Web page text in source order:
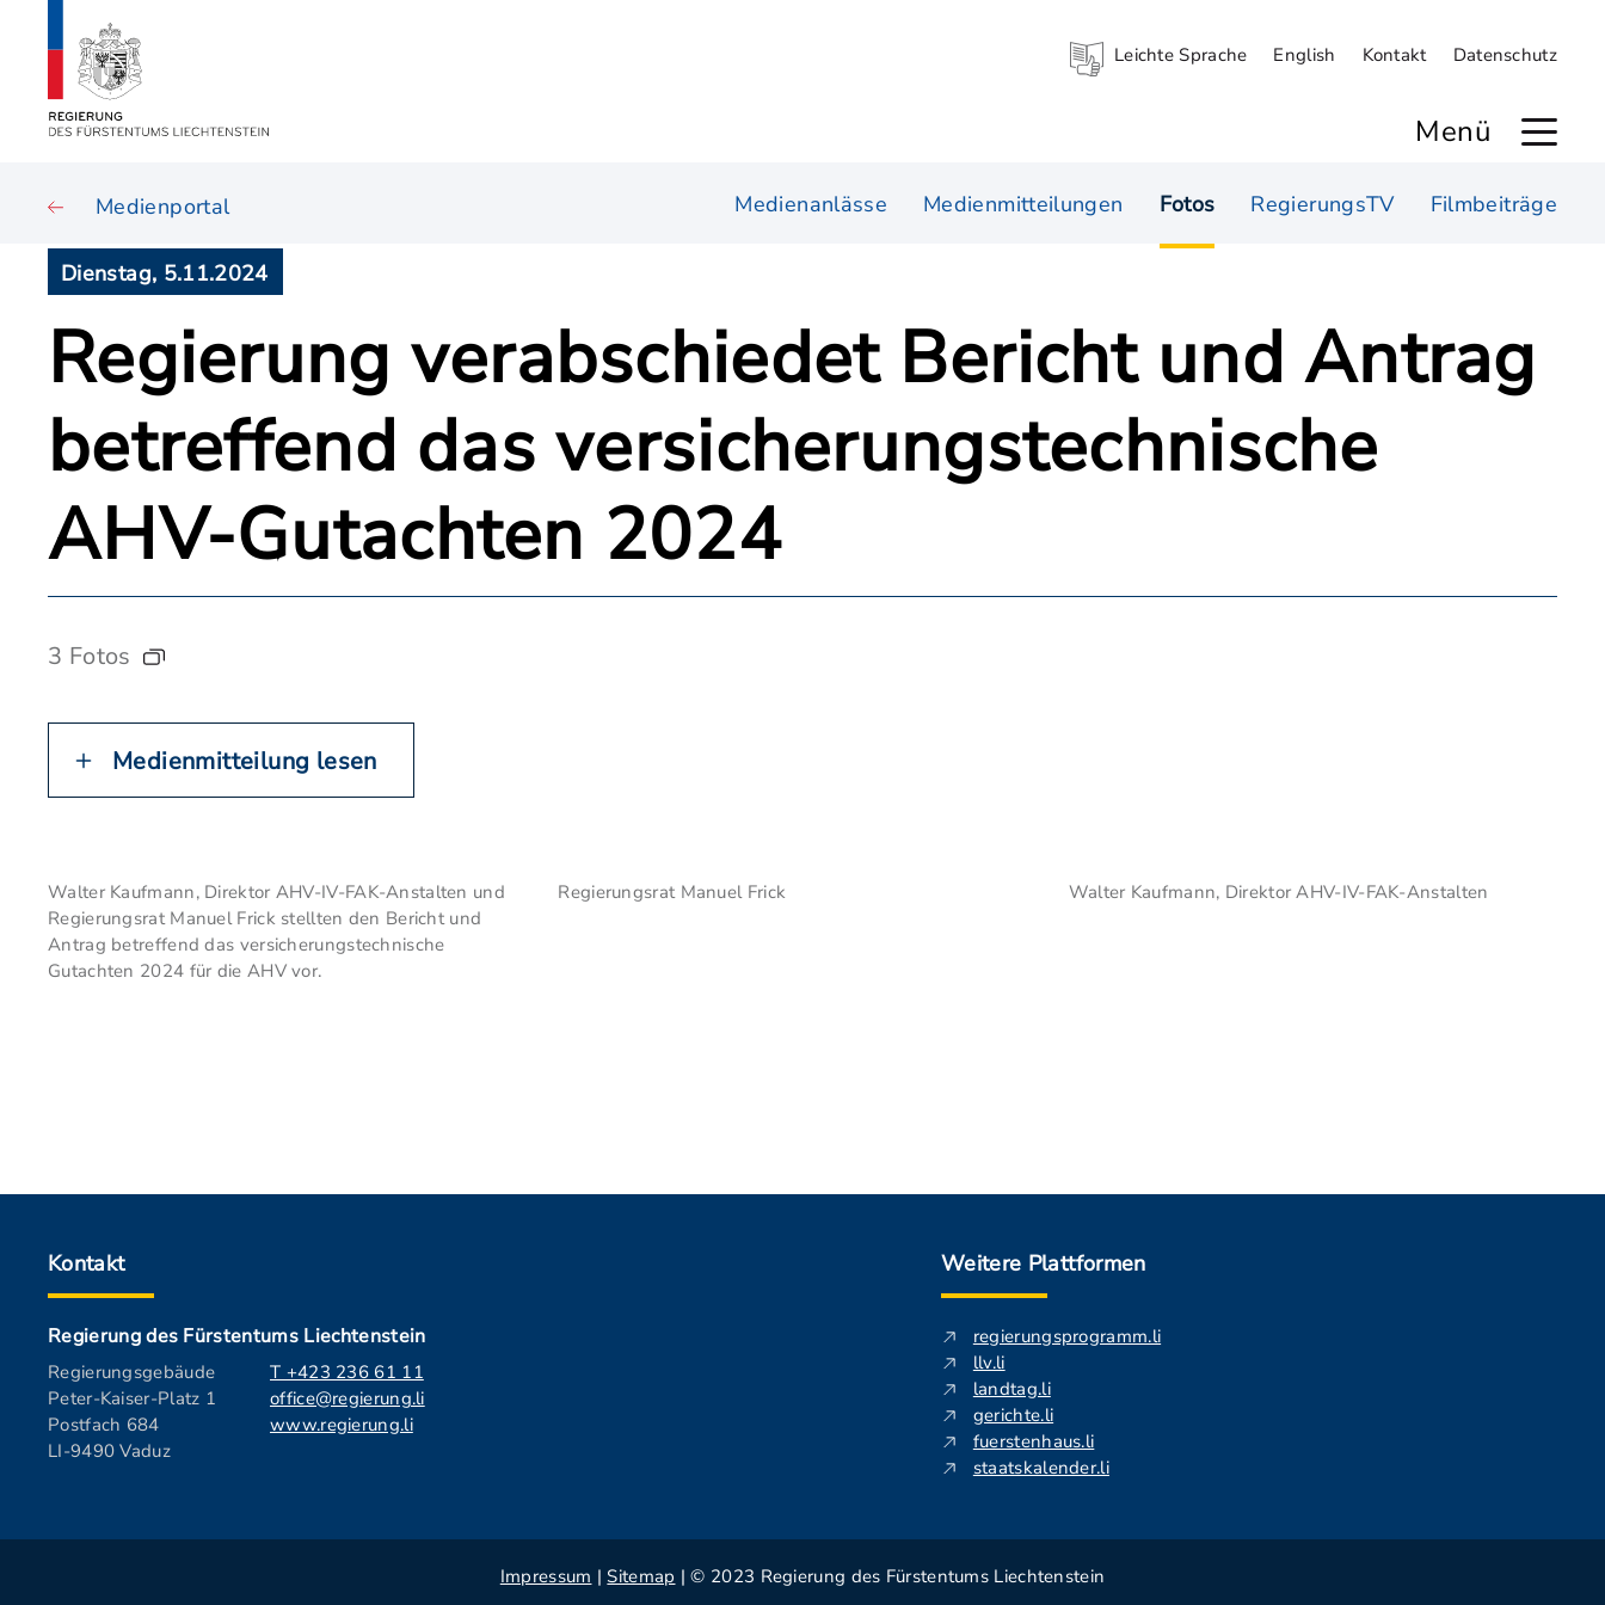
Leichte Sprache English Kontakt Datenschutz
Menü
Medienportal Medienanlässe Medienmitteilungen Fotos RegierungsTV Filmbeiträge
Dienstag, 5.11.2024
Regierung verabschiedet Bericht und Antrag
betreffend das versicherungstechnische
AHV-Gutachten 2024
3 Fotos
Medienmitteilung lesen
Walter Kaufmann, Direktor AHV-IV-FAK-Anstalten und
Regierungsrat Manuel Frick stellten den Bericht und
Antrag betreffend das versicherungstechnische
Gutachten 2024 für die AHV vor.
Regierungsrat Manuel Frick Walter Kaufmann, Direktor AHV-IV-FAK-Anstalten
Kontakt
Regierung des Fürstentums Liechtenstein
Regierungsgebäude
Peter-Kaiser-Platz 1
Postfach 684
LI-9490 Vaduz
T +423 236 61 11
office@regierung.li
www.regierung.li
Weitere Plattformen
regierungsprogramm.li
llv.li
landtag.li
gerichte.li
fuerstenhaus.li
staatskalender.li
Impressum | Sitemap | © 2023 Regierung des Fürstentums Liechtenstein